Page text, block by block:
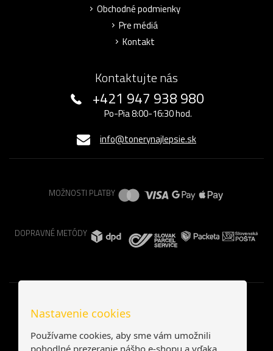
Obchodné podmienky
Pre médiá
Kontakt
Kontaktujte nás
+421 947 938 980
Po-Pia 8:00-16:30 hod.
info@tonerynajlepsie.sk
MOŽNOSTI PLATBY
DOPRAVNÉ METÓDY
Nastavenie cookies
Používame cookies, aby sme vám umožnili
pohodlné prezeranie nášho e-shopu a vďaka